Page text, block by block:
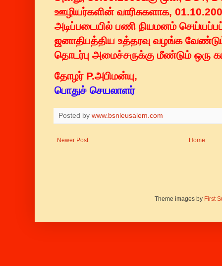
ஊழியர்களின் வாரிசுகளாக,
அடிப்படையில் பணி நியமனம்
ஜனாதிபத்திய உத்தரவு வழங்க
தொடர்பு அமைச்சருக்கு மீண்டும் ஒரு
தோழர் P.அபிமன்யு,
பொதுச் செயலாளர்
Posted by www.bsnleusalem.com
Newer Post Home
Theme images by First